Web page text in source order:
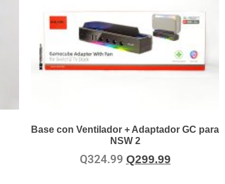
Base con Ventilador + Adaptador GC para
NSW 2
Q324.99 Q299.99